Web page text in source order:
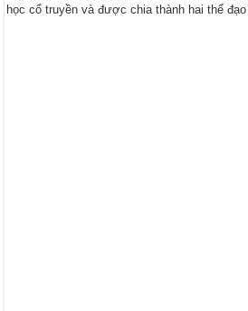
học cổ truyền và được chia thành hai thể